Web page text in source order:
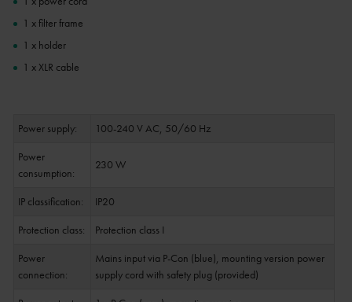
1 x filter frame
1 x holder
1 x XLR cable
Power supply:
100-240 V AC, 50/60 Hz
Power
consumption:
230 W
IP classification:
IP20
Protection class:
Protection class I
Power
connection:
Mains input via P-Con (blue), mounting version power
supply cord with safety plug (provided)